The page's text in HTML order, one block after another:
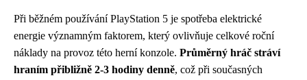
Při běžném používání PlayStation 5 je spotřeba elektrické
energie významným faktorem, který ovlivňuje celkové roční
náklady na provoz této herní konzole. Průměrný hráč stráví
hraním přibližně 2-3 hodiny denně, což při současných